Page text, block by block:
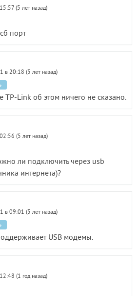
(5 лет назад)
порт
в 20:18 (5 лет назад)
TP-Link об этом ничего не сказано.
(5 лет назад)
ли подключить через usb
интернета)?
в 09:01 (5 лет назад)
USB модемы.
(1 год назад)